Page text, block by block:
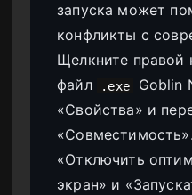
запуска может
конфликты с
Щелкните
файл
.exe
Goblin
«Свойства» и
«Отключить
экран» и